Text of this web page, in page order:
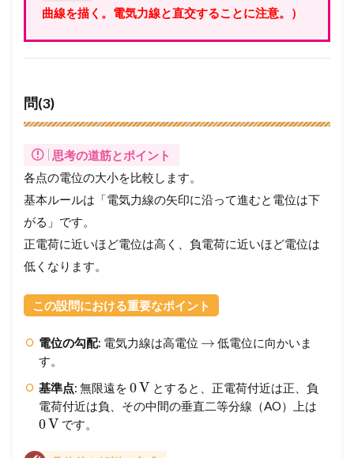
曲線を描く。電気力線と直交することに注意。）
問(3)
思考の道筋とポイント
各点の電位の大小を比較します。
基本ルールは「電気力線の矢印に沿って進むと電位は下
がる」です。
正電荷に近いほど電位は高く、負電荷に近いほど電位は
低くなります。
この設問における重要なポイント
電位の勾配: 電気力線は高電位 → 低電位に向かいま
す。
基準点: 無限遠を 0V とすると、正電荷付近は正、負
電荷付近は負、その中間の垂直二等分線（AO）上は
0V です。